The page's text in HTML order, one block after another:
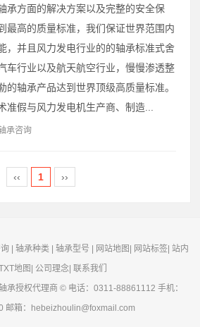
承方面的解决方案以及完整的安全保
最高的质量标准，我们保证世界范围内
，并且风力发电行业的的轴承标准式舍
车行业以及航天航空行业，慢慢渗透整
的轴承产品达到世界顶级高质量标准。
准假与风力发电机生产商、制造...
承咨询
‹‹ 1 ››
轴承种类 轴承型号 网站地图 网站标签 站内
地图 公司理念 联系我们
承授权代理商 © 电话：0311-88861112 手机：
邮箱：hebeizhoulin@foxmail.com